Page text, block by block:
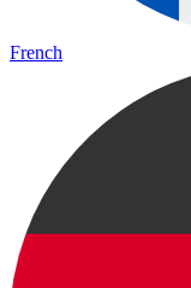
French